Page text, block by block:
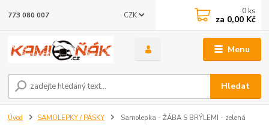
Menu
CZK
Hledat
773 080 007 0 ks
za 0,00 Kč
Úvod SAMOLEPKY / PÁSKY Samolepka - ŽÁBA S BRÝLEMI - zelená